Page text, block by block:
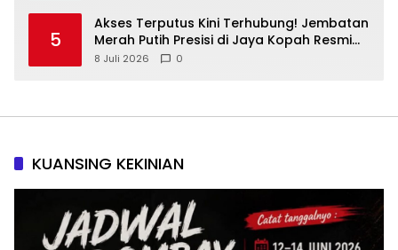
5
Akses Terputus Kini Terhubung! Jembatan
Merah Putih Presisi di Jaya Kopah Resmi
Berdiri — Polri Buktikan Pembangunan Tak
8 Juli 2026 0
KUANSING KEKINIAN